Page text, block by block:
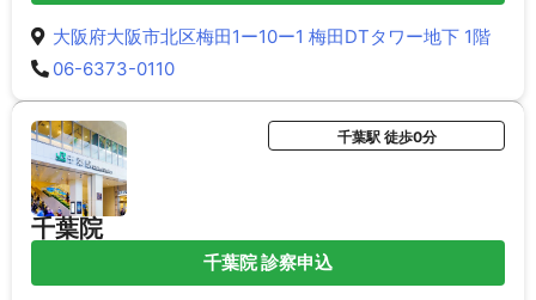
大阪府大阪市北区梅田1ー10ー1 梅田DTタワー地下 1階
06-6373-0110
千葉院
千葉駅 徒歩0分
千葉院 診察申込